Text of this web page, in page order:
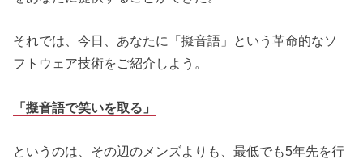
それでは、今日、あなたに「擬音語」という革命的なソ
フトウェア技術をご紹介しよう。
「擬音語で笑いを取る」
というのは、その辺のメンズよりも、最低でも5年先を行